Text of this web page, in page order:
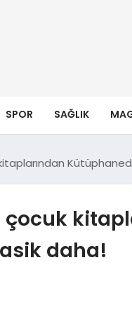
SPOR SAĞLIK
daha!